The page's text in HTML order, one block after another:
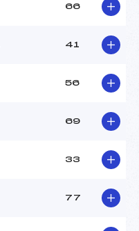
66
41
56
69
33
77